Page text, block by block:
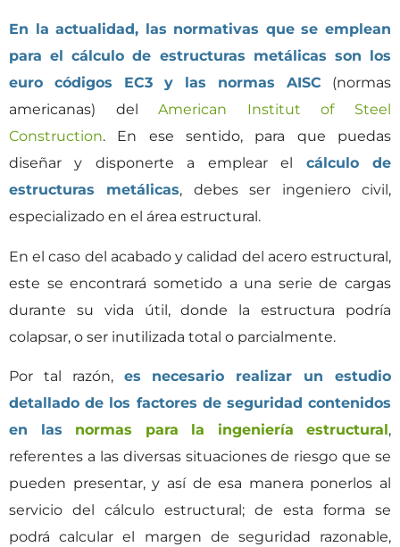
En la actualidad, las normativas que se emplean
para el cálculo de estructuras metálicas son los
euro códigos EC3 y las normas AISC (normas
americanas) delAmerican Institut of Steel
Construction. En ese sentido, para que puedas
diseñar y disponerte a emplear el cálculo de
estructuras metálicas, debes ser ingeniero civil,
especializado en el área estructural.
En el caso del acabado y calidad del acero estructural,
este se encontrará sometido a una serie de cargas
durante su vida útil, donde la estructura podría
colapsar, o ser inutilizada total o parcialmente.
Por tal razón, es necesario realizar un estudio
detallado de los factores de seguridad contenidos
en las normas para la ingeniería estructural,
referentes a las diversas situaciones de riesgo que se
pueden presentar, y así de esa manera ponerlos al
servicio del cálculo estructural; de esta forma se
podrá calcular el margen de seguridad razonable,